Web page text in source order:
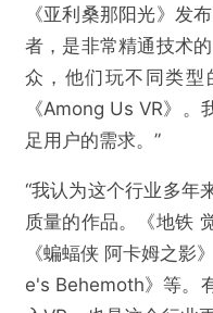
《亚利桑那阳光》发
者，是非常精通技术
众，他们玩不同类型
《Among Us VR》。
足用户的需求。”
“我认为这个行业多年
质量的作品。《地铁
《蝙蝠侠 阿卡姆之影
e's Behemoth》等。